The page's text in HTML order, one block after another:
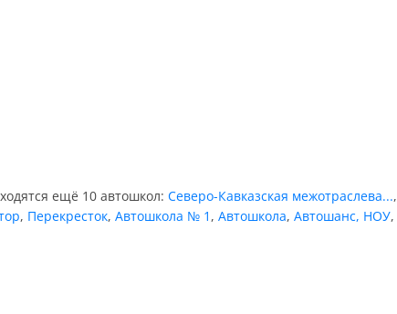
ещё 10 автошкол: Северо-Кавказская межотраслева...,
, Перекресток, Автошкола № 1 , Автошкола, Автошанс, НОУ,